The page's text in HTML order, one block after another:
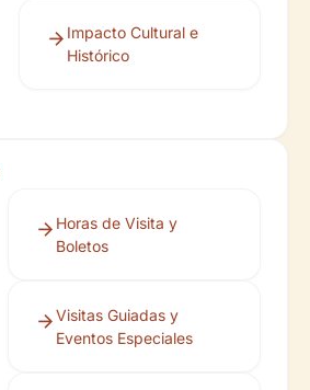
Impacto Cultural e
Histórico
Horas de Visita y
Boletos
Visitas Guiadas y
Eventos Especiales